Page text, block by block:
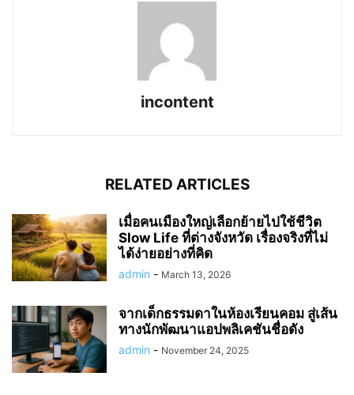
incontent
RELATED ARTICLES
เมื่อคนเมืองใหญ่เลือกย้ายไปใช้ชีวิต
Slow Life ที่ต่างจังหวัด เรื่องจริงที่ไม่
ได้ง่ายอย่างที่คิด
admin - March 13, 2026
จากเด็กธรรมดาในห้องเรียนคอม สู่เส้น
ทางนักพัฒนาแอปพลิเคชันชื่อดัง
admin - November 24, 2025